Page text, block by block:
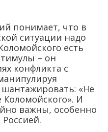
понимает, что в
ситуации надо
есть
– он
конфликта с
«Не
И
важны, особенно
Россией.